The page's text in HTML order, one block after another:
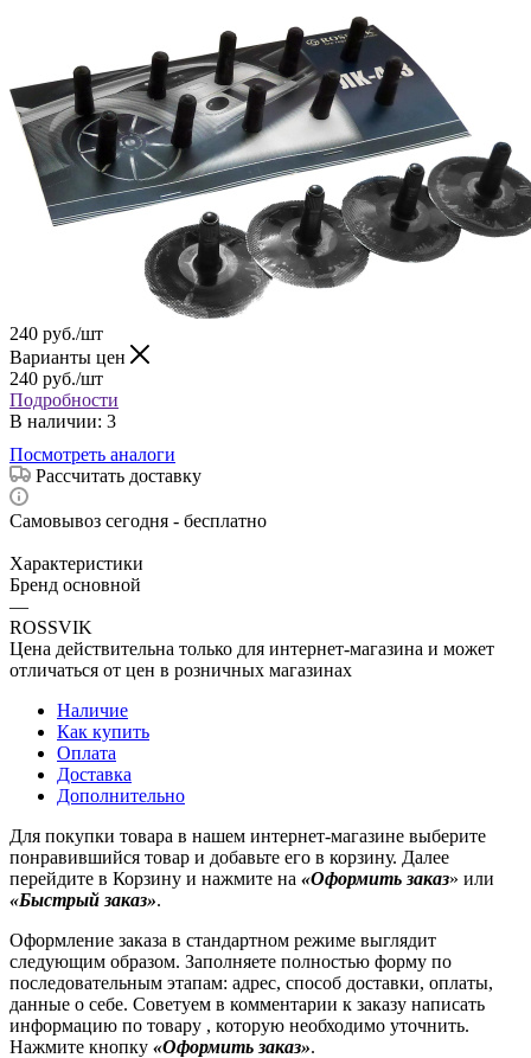
240 руб./шт
Варианты цен
240 руб./шт
Подробности
В наличии: 3
Посмотреть аналоги
Рассчитать доставку
Самовывоз сегодня - бесплатно
Характеристики
Бренд основной
—
ROSSVIK
Цена действительна только для интернет-магазина и может
отличаться от цен в розничных магазинах
Наличие
Как купить
Оплата
Доставка
Дополнительно
Для покупки товара в нашем интернет-магазине выберите
понравившийся товар и добавьте его в корзину. Далее
перейдите в Корзину и нажмите на «Оформить заказ» или
«Быстрый заказ».
Оформление заказа в стандартном режиме выглядит
следующим образом. Заполняете полностью форму по
последовательным этапам: адрес, способ доставки, оплаты,
данные о себе. Советуем в комментарии к заказу написать
информацию по товару , которую необходимо уточнить.
Нажмите кнопку «Оформить заказ».